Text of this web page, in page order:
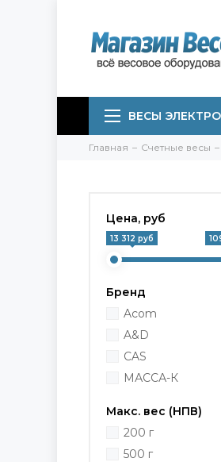
ВЕСЫ
Главная Счетные весы
Цена, руб
13 312 руб
Бренд
Acom
A&D
CAS
МАССА-К
Макс. вес (НПВ)
200 г
500 г